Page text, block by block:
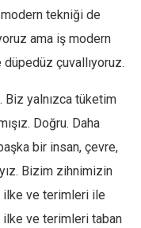
tekniği de
ama iş modern
çuvallıyoruz.
Biz yalnızca tüketim
Doğru. Daha
bir insan, çevre,
Bizim zihnimizin
ve terimleri ile
ve terimleri taban